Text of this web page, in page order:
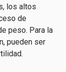
los altos
de
peso. Para la
pueden ser